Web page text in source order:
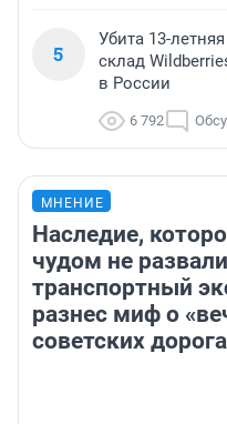
5
Убита 13-
склад
в России
6 792
МНЕНИЕ
Наследие,
чудом не
транспортный
разнес миф о
советских